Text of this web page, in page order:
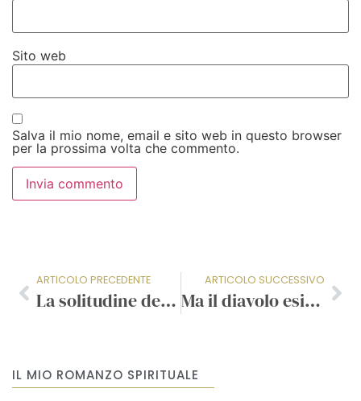
Sito web
Salva il mio nome, email e sito web in questo browser
per la prossima volta che commento.
ARTICOLO PRECEDENTE
La solitudine dei Giovani: colmi di Like sui social e soli nella realtà
ARTICOLO SUCCESSIVO
Ma il diavolo esiste davvero?
IL MIO ROMANZO SPIRITUALE